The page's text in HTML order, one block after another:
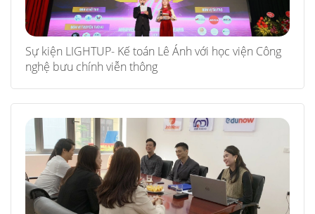
Sự kiện LIGHTUP- Kế toán Lê Ánh với học viện Công
nghệ bưu chính viễn thông